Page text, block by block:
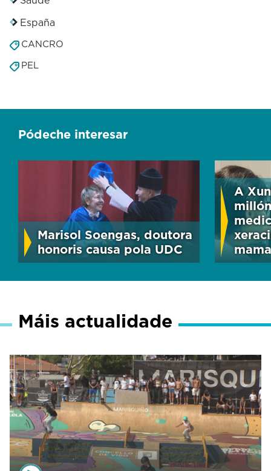
España
CANCRO
PEL
Pódeche interesar
Marisol Soengas, doutora
honoris causa pola UDC
A
Máis actualidade